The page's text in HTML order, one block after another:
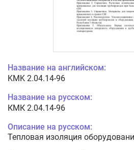
Название на английском:
KMK 2.04.14-96
Название на русском:
КМК 2.04.14-96
Описание на русском:
Тепловая изоляция